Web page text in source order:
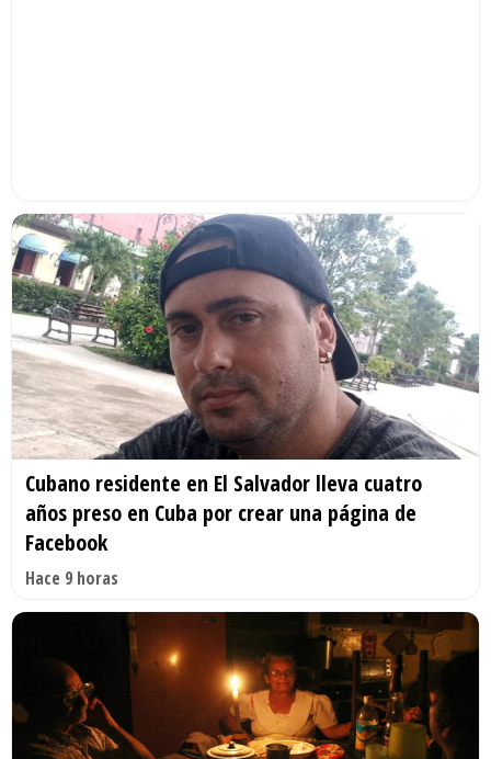
Cubano residente en El Salvador lleva cuatro
años preso en Cuba por crear una página de
Facebook
Hace 9 horas